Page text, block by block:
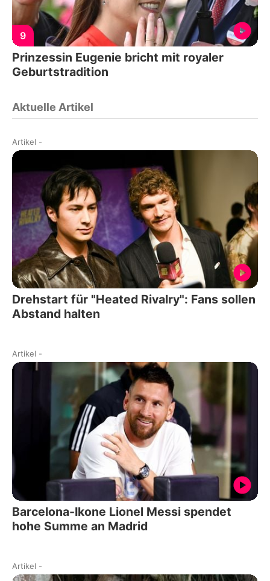
9
Prinzessin Eugenie bricht mit royaler
Geburtstradition
Aktuelle Artikel
Artikel -
Drehstart für "Heated Rivalry": Fans sollen
Abstand halten
Artikel -
Barcelona-Ikone Lionel Messi spendet
hohe Summe an Madrid
Artikel -